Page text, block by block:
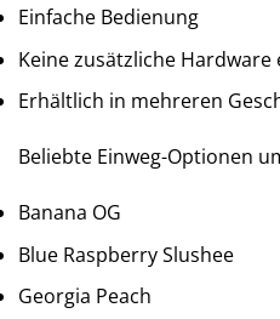
Einfache Bedienung
Keine zusätzliche
Erhältlich in mehreren
Beliebte Einweg-Optionen
Banana OG
Blue Raspberry Slushee
Georgia Peach